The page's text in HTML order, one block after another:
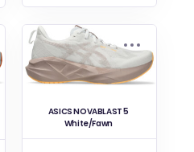
ASICS NOVABLAST 5
White/Fawn